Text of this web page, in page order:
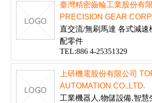
臺灣精密齒輪工業股份有
PRECISION GEAR CORP.
直交流/無刷馬達 各式減速
配零件
TEL:886 4-25351329
上研機電股份有限公司
AUTOMATION CO.,LTD.
工業機器人,物儲設備,智慧